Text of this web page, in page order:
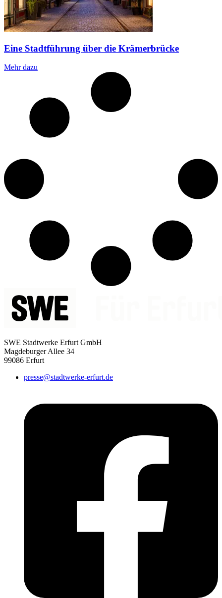
Eine Stadtführung über die Krämerbrücke
Mehr dazu
SWE Stadtwerke Erfurt GmbH
Magdeburger Allee 34
99086 Erfurt
presse@stadtwerke-erfurt.de